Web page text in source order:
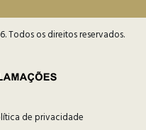
. Todos os direitos reservados.
de privacidade